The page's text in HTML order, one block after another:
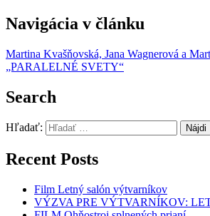
Navigácia v článku
Martina Kvašňovská, Jana Wagnerová a
„PARALELNÉ SVETY“
Search
Hľadať:
Recent Posts
Film Letný salón výtvarníkov
VÝZVA PRE VÝTVARNÍKOV: